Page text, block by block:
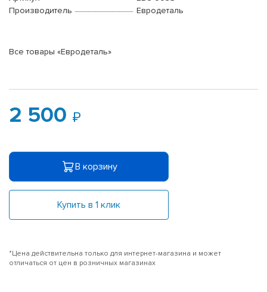
Производитель
Евродеталь
Все товары «Евродеталь»
2 500
В корзину
Купить в 1 клик
*Цена действительна только для интернет-магазина и может
отличаться от цен в розничных магазинах